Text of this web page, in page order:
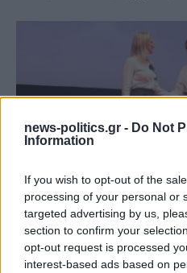
news-politics.gr - Do Not
Information
If you wish to opt-out of the
processing of your personal or
targeted advertising by us,
section to confirm your
opt-out request is processed
interest-based ads based on
Φεύγει ο ένας μετά τον
από το κόμμα Καρυστιανού
Μουτσάτσου και δύο μέλη